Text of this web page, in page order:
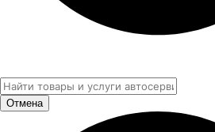
Отмена